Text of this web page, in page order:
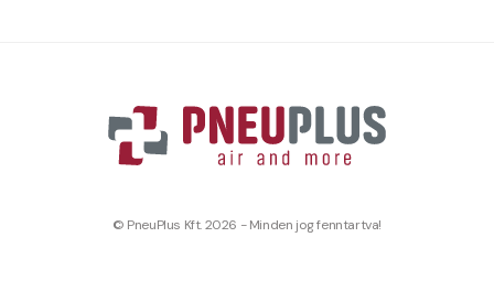
© PneuPlus Kft. 2026 - Minden jog fenntartva!